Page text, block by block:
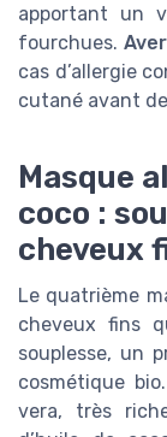
apportant un
fourchues.
cas d’allergie
cutané avant
Masque
coco :
cheveux
Le quatrième
cheveux fins
souplesse, un
cosmétique
vera, très